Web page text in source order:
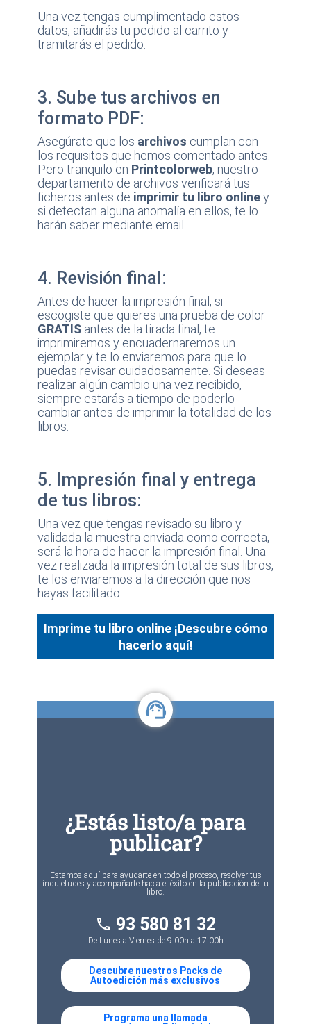
Una vez tengas cumplimentado estos
datos, añadirás tu pedido al carrito y
tramitarás el pedido.
3. Sube tus archivos en
formato PDF:
Asegúrate que los archivos cumplan con
los requisitos que hemos comentado antes.
Pero tranquilo en Printcolorweb, nuestro
departamento de archivos verificará tus
ficheros antes de imprimir tu libro onliney
si detectan alguna anomalía en ellos, te lo
harán saber mediante email.
4. Revisión final:
Antes de hacer la impresión final, si
escogiste que quieres una prueba de color
GRATISantes de la tirada final, te
imprimiremos y encuadernaremos un
ejemplar y te lo enviaremos para que lo
puedas revisar cuidadosamente. Si deseas
realizar algún cambio una vez recibido,
siempre estarás a tiempo de poderlo
cambiar antes de imprimir la totalidad de los
libros.
5. Impresión final y entrega
de tus libros:
Una vez que tengas revisado su libro y
validada la muestra enviada como correcta,
será la hora de hacer la impresión final. Una
vez realizada la impresión total de sus libros,
te los enviaremos a la dirección que nos
hayas facilitado.
Imprime tu libro online ¡Descubre cómo
hacerlo aquí!
¿Estás listo/a para
publicar?
Estamos aquí para ayudarte en todo el proceso, resolver tus
inquietudes y acompañarte hacia el éxito en la publicación de tu
libro.
phone 93 580 81 32
De Lunes a Viernes de 9:00h a 17:00h
Descubre nuestros Packs de
Autoedición más exclusivos
Programa una llamada